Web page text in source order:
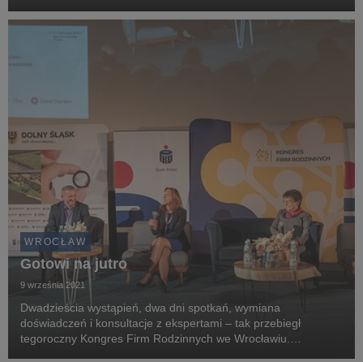
Pomoże w tym już 6 czerwca ...
WROCŁAW
Gotowi na jutro
9 września 2021
Dwadzieścia wystąpień, dwa dni spotkań, wymiana
doświadczeń i konsultacje z ekspertami – tak przebiegł
tegoroczny Kongres Firm Rodzinnych we Wrocławiu.